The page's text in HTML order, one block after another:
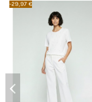
-29,97 €